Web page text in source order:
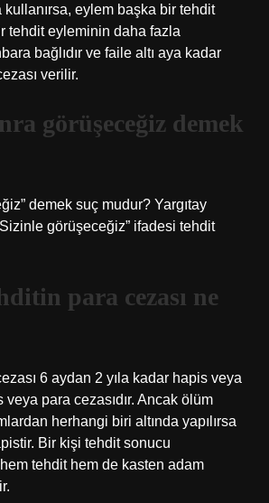
kullanırsa, eylem başka bir tehdit
tehdit eyleminin daha fazla
bağlıdır ve faile altı aya kadar
verilir.
görüşeceğiz demek
demek suç mudur? Yargıtay
görüşeceğiz” ifadesi tehdit
para cezası ne
6 aydan 2 yıla kadar hapis veya
para cezasıdır. Ancak ölüm
herhangi biri altında yapılırsa
Bir kişi tehdit sonucu
tehdit hem de kasten adam